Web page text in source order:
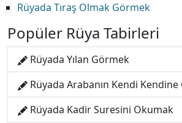
Rüyada Tıraş Olmak Görmek
Popüler Rüya Tabirleri
Rüyada Yılan Görmek
Rüyada Arabanın Kendi
Rüyada Kadir Suresini Okumak